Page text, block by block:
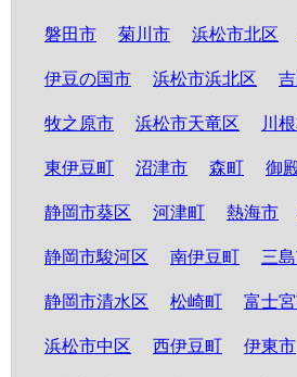
磐田市 菊川市 浜松市北区
伊豆の国市 浜松市浜北区
牧之原市 浜松市天竜区 川
東伊豆町 沼津市 森町 御
静岡市葵区 河津町 熱海市
静岡市駿河区 南伊豆町 三
静岡市清水区 松崎町 富士
浜松市中区 西伊豆町 伊東市